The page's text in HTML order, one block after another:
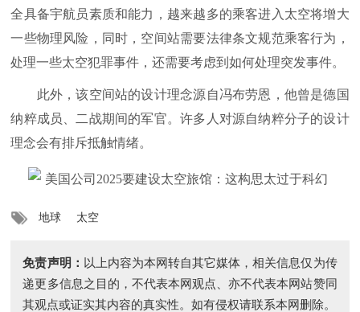
全具备宇航员素质和能力，越来越多的乘客进入太空将增大
一些物理风险，同时，空间站需要法律条文规范乘客行为，
处理一些太空犯罪事件，还需要考虑到如何处理突发事件。
此外，该空间站的设计理念源自冯布劳恩，他曾是德国
纳粹成员、二战期间的军官。许多人对源自纳粹分子的设计
理念会有排斥抵触情绪。
地球 太空
免责声明： 以上内容为本网转自其它媒体，相关信息仅为传
递更多信息之目的，不代表本网观点、亦不代表本网站赞同
其观点或证实其内容的真实性。如有侵权请联系本网删除。